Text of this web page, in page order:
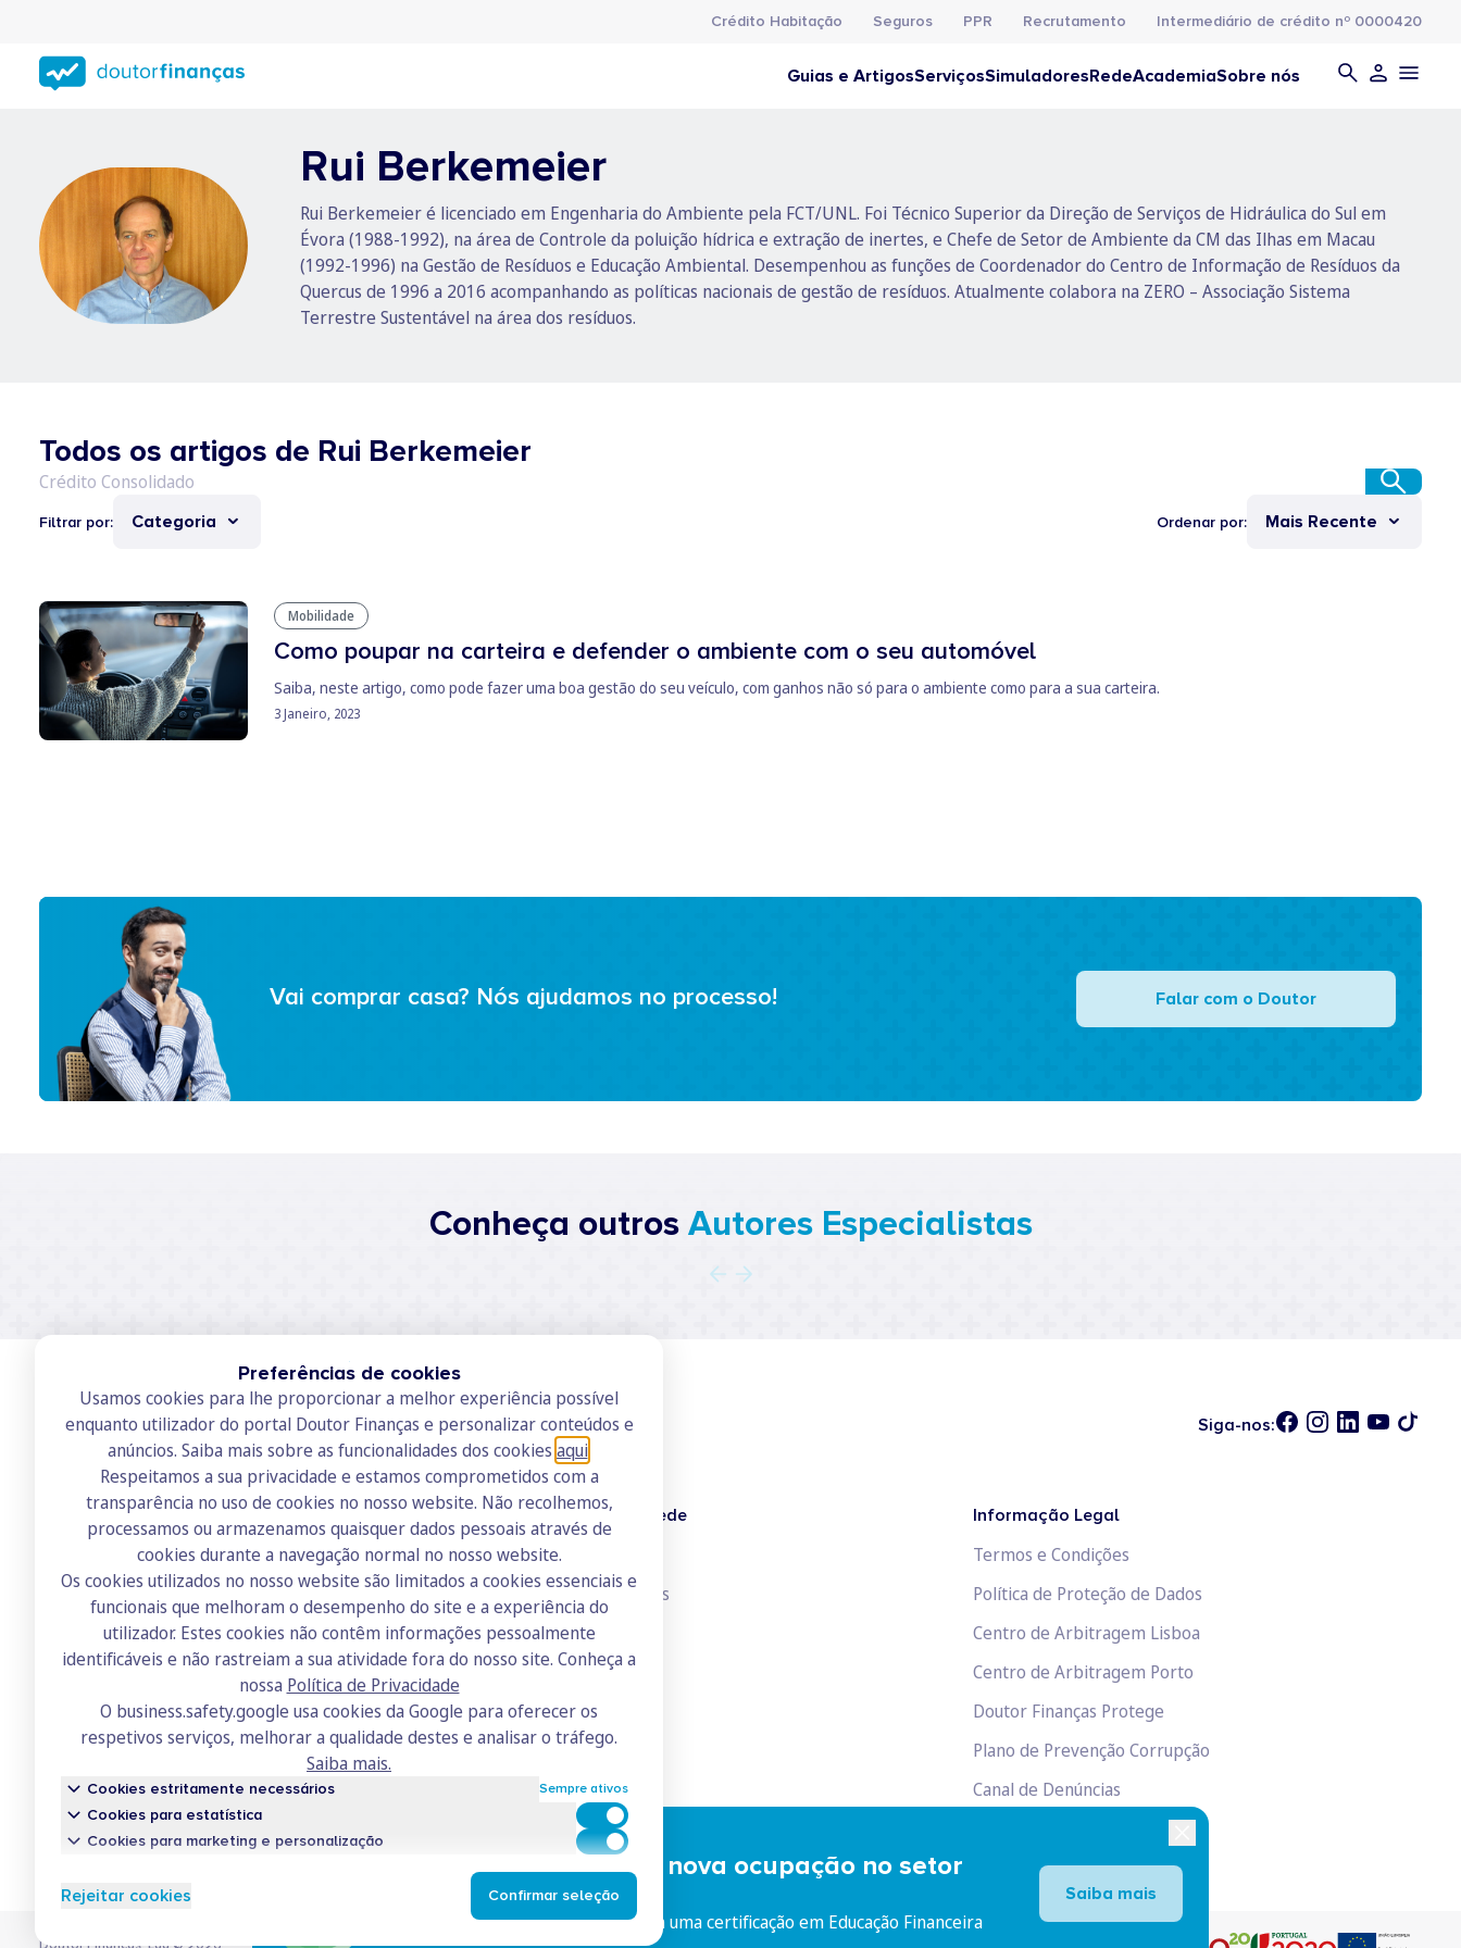
conteúdo
principal
Crédito Habitação Seguros PPR Recrutamento Intermediário de crédito nº 0000420
Guias e ArtigosServiçosSimuladoresRedeAcademiaSobre nós
Rui Berkemeier
Rui Berkemeier é licenciado em Engenharia do Ambiente pela FCT/UNL. Foi Técnico Superior da Direção de Serviços de Hidráulica do Sul em
Évora (1988-1992), na área de Controle da poluição hídrica e extração de inertes, e Chefe de Setor de Ambiente da CM das Ilhas em Macau
(1992-1996) na Gestão de Resíduos e Educação Ambiental. Desempenhou as funções de Coordenador do Centro de Informação de Resíduos da
Quercus de 1996 a 2016 acompanhando as políticas nacionais de gestão de resíduos. Atualmente colabora na ZERO – Associação Sistema
Terrestre Sustentável na área dos resíduos.
Todos os artigos de Rui Berkemeier
Filtrar por: Categoria Ordenar por: Mais Recente
Mobilidade
Como poupar na carteira e defender o ambiente com o seu automóvel
Saiba, neste artigo, como pode fazer uma boa gestão do seu veículo, com ganhos não só para o ambiente como para a sua carteira.
3 Janeiro, 2023
Vai comprar casa? Nós ajudamos no processo! Falar com o Doutor
Conheça outros Autores Especialistas
Preferências de cookies
Usamos cookies para lhe proporcionar a melhor experiência possível
enquanto utilizador do portal Doutor Finanças e personalizar conteúdos e
anúncios. Saiba mais sobre as funcionalidades dos cookies aqui
Respeitamos a sua privacidade e estamos comprometidos com a
transparência no uso de cookies no nosso website. Não recolhemos,
processamos ou armazenamos quaisquer dados pessoais através de
cookies durante a navegação normal no nosso website.
Os cookies utilizados no nosso website são limitados a cookies essenciais e
funcionais que melhoram o desempenho do site e a experiência do
utilizador. Estes cookies não contêm informações pessoalmente
identificáveis e não rastreiam a sua atividade fora do nosso site. Conheça a
nossa Política de Privacidade
O business.safety.google usa cookies da Google para oferecer os
respetivos serviços, melhorar a qualidade destes e analisar o tráfego.
Saiba mais.
Cookies estritamente necessários Sempre ativos
Cookies para estatística Cookies para estatística
Cookies para marketing e personalização Cookies para marketing e personalização
Rejeitar cookies Confirmar seleção
Financial Trainer: a nova ocupação no setor
financeiro
Diferencie-se no mercado com uma certificação em Educação Financeira
Saiba mais
Siga-nos:
Doutor Finanças
Contactos
Recrutamento
Academia
Doutor Finanças Rede
Junte-se à Rede
Consulte todos os ICs
Informação Legal
Termos e Condições
Política de Proteção de Dados
Centro de Arbitragem Lisboa
Centro de Arbitragem Porto
Doutor Finanças Protege
Plano de Prevenção Corrupção
Canal de Denúncias